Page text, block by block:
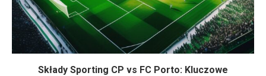
Składy Sporting CP vs FC Porto: Kluczowe